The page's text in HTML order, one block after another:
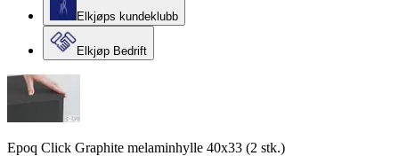
Elkjøps kundeklubb
Elkjøp Bedrift
Epoq Click Graphite melaminhylle 40x33 (2 stk.)